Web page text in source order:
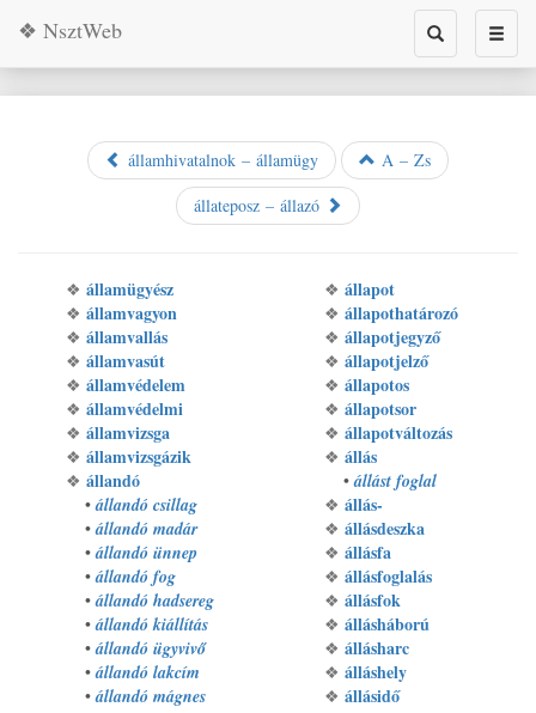
Toggle
search
❖ NsztWeb
államhivatalnok – államügy
A – Zs
állateposz – állazó
❖ államügyész
❖ államvagyon
❖ államvallás
❖ államvasút
❖ államvédelem
❖ államvédelmi
❖ államvizsga
❖ államvizsgázik
❖ állandó
•állandó csillag
•állandó madár
•állandó ünnep
•állandó fog
•állandó hadsereg
•állandó kiállítás
•állandó ügyvivő
•állandó lakcím
•állandó mágnes
❖ állapot
❖ állapothatározó
❖ állapotjegyző
❖ állapotjelző
❖ állapotos
❖ állapotsor
❖ állapotváltozás
❖ állás
•állást foglal
❖ állás-
❖ állásdeszka
❖ állásfa
❖ állásfoglalás
❖ állásfok
❖ állásháború
❖ állásharc
❖ álláshely
❖ állásidő